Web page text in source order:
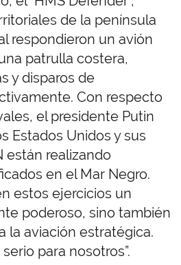
de la península
respondieron un avión
patrulla costera,
y disparos de
Con respecto
el presidente Putin
Estados Unidos y sus
están realizando
en el Mar Negro.
estos ejercicios un
poderoso, sino también
la aviación estratégica.
para nosotros”.